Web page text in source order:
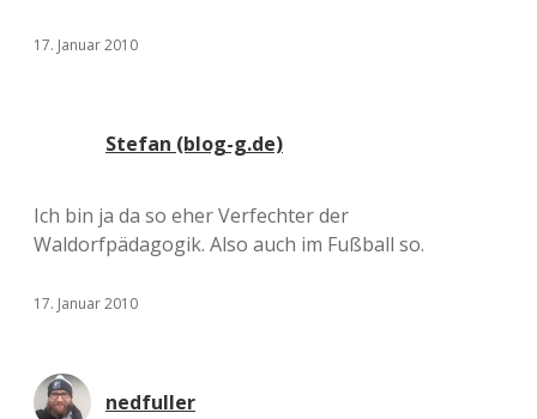
17. Januar 2010
Stefan (blog-g.de)
Ich bin ja da so eher Verfechter der
Waldorfpädagogik. Also auch im Fußball so.
17. Januar 2010
nedfuller